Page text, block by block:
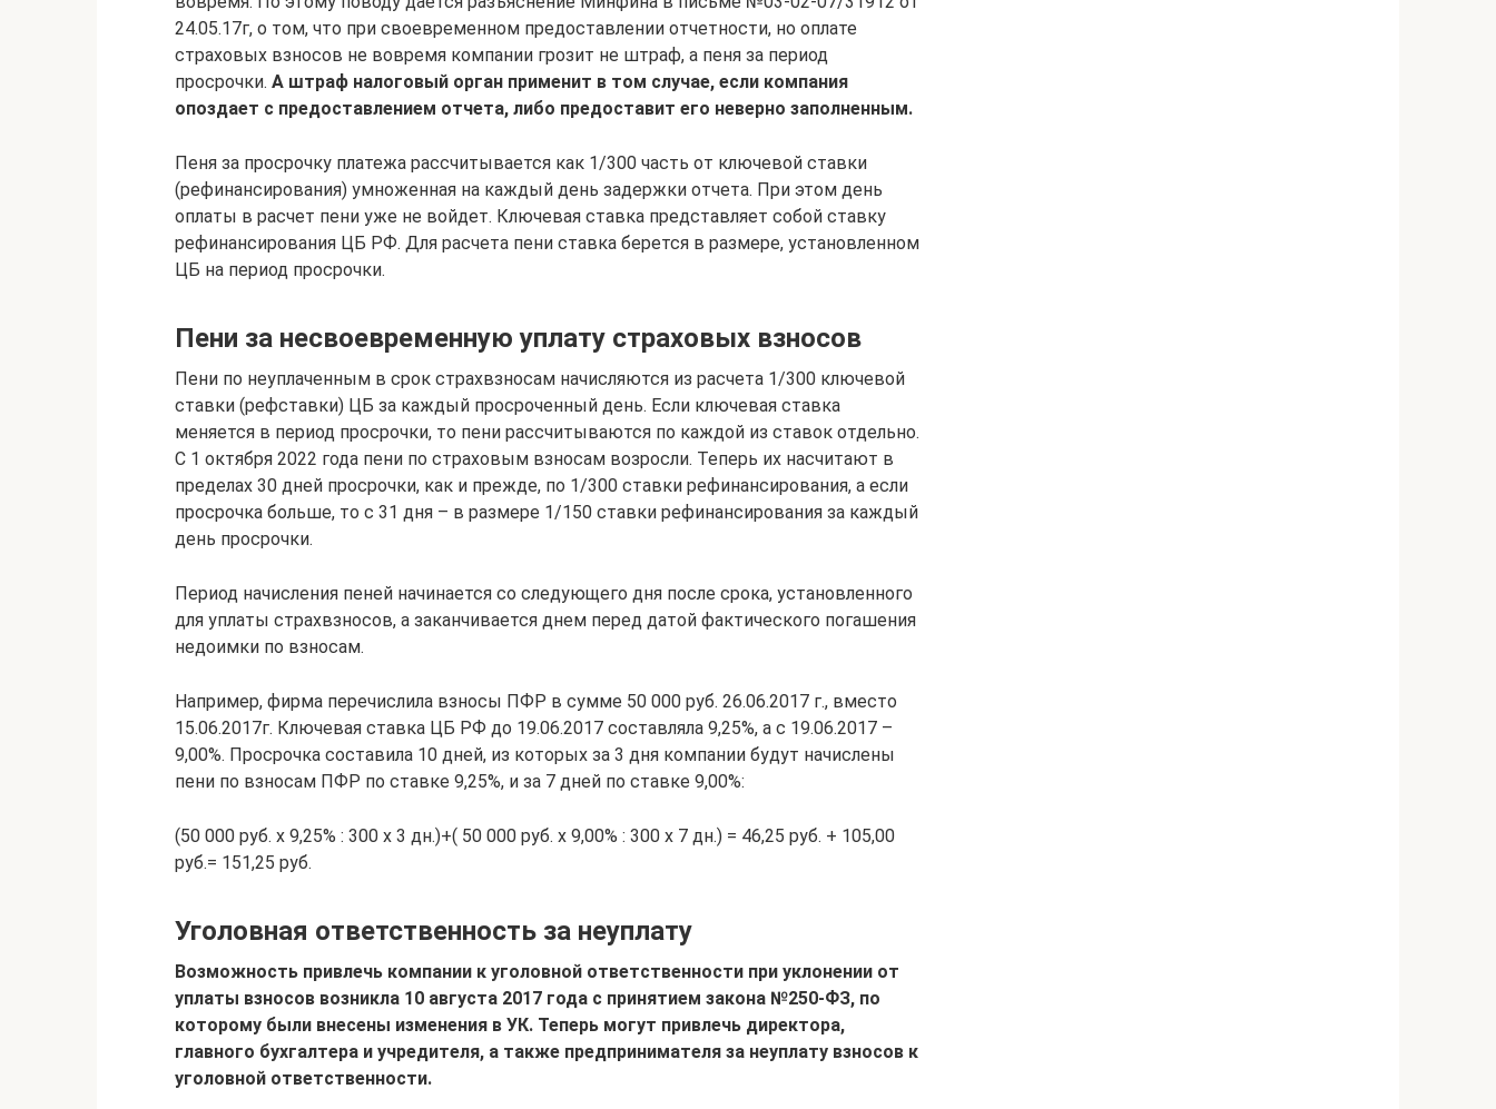
24.05.17г, о том, что при своевременном предоставлении отчетности, но оплате
страховых взносов не вовремя компании грозит не штраф, а пеня за период
просрочки. А штраф налоговый орган применит в том случае, если компания
опоздает с предоставлением отчета, либо предоставит его неверно заполненным.
Пеня за просрочку платежа рассчитывается как 1/300 часть от ключевой ставки
(рефинансирования) умноженная на каждый день задержки отчета. При этом день
оплаты в расчет пени уже не войдет. Ключевая ставка представляет собой ставку
рефинансирования ЦБ РФ. Для расчета пени ставка берется в размере, установленном
ЦБ на период просрочки.
Пени за несвоевременную уплату страховых взносов
Пени по неуплаченным в срок страхвзносам начисляются из расчета 1/300 ключевой
ставки (рефставки) ЦБ за каждый просроченный день. Если ключевая ставка
меняется в период просрочки, то пени рассчитываются по каждой из ставок отдельно.
С 1 октября 2022 года пени по страховым взносам возросли. Теперь их насчитают в
пределах 30 дней просрочки, как и прежде, по 1/300 ставки рефинансирования, а если
просрочка больше, то с 31 дня – в размере 1/150 ставки рефинансирования за каждый
день просрочки.
Период начисления пеней начинается со следующего дня после срока, установленного
для уплаты страхвзносов, а заканчивается днем перед датой фактического погашения
недоимки по взносам.
Например, фирма перечислила взносы ПФР в сумме 50 000 руб. 26.06.2017 г., вместо
15.06.2017г. Ключевая ставка ЦБ РФ до 19.06.2017 составляла 9,25%, а с 19.06.2017 –
9,00%. Просрочка составила 10 дней, из которых за 3 дня компании будут начислены
пени по взносам ПФР по ставке 9,25%, и за 7 дней по ставке 9,00%:
(50 000 руб. х 9,25% : 300 х 3 дн.)+( 50 000 руб. х 9,00% : 300 х 7 дн.) = 46,25 руб. + 105,00
руб.= 151,25 руб.
Уголовная ответственность за неуплату
Возможность привлечь компании к уголовной ответственности при уклонении от
уплаты взносов возникла 10 августа 2017 года с принятием закона №250-ФЗ, по
которому были внесены изменения в УК. Теперь могут привлечь директора,
главного бухгалтера и учредителя, а также предпринимателя за неуплату взносов к
уголовной ответственности.